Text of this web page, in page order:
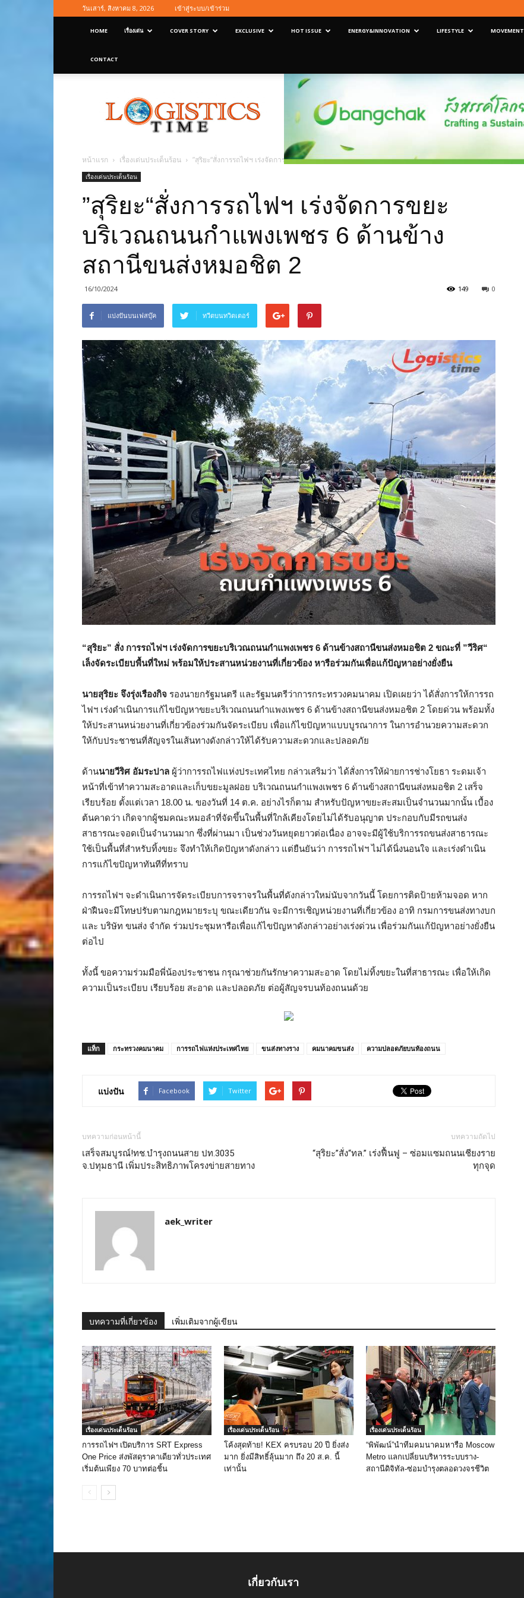
วันเสาร์, สิงหาคม 8, 2026 เข้าสู่ระบบ/เข้าร่วม
HOME เรื่องเด่น COVER STORY EXCLUSIVE HOT ISSUE ENERGY&INNOVATION LIFESTYLE MOVEMENT
CONTACT
Magazine
หน้าแรก เรื่องเด่นประเด็นร้อน ”สุริยะ“สั่งการรถไฟฯ เร่งจัดการขยะบริเวณถนนกำแพงเพชร 6 ด้านข้างสถานีขนส่งหมอชิต 2
เรื่องเด่นประเด็นร้อน
”สุริยะ“สั่งการรถไฟฯ เร่งจัดการขยะ
บริเวณถนนกำแพงเพชร 6 ด้านข้าง
สถานีขนส่งหมอชิต 2
16/10/2024 0
149
แบ่งปันบนเฟสบุ๊ค ทวีตบนทวิตเตอร์
“สุริยะ” สั่ง การรถไฟฯ เร่งจัดการขยะบริเวณถนนกำแพงเพชร 6 ด้านข้างสถานีขนส่งหมอชิต 2 ขณะที่ ”วีริศ“
เล็งจัดระเบียบพื้นที่ใหม่ พร้อมให้ประสานหน่วยงานที่เกี่ยวข้อง หารือร่วมกันเพื่อแก้ปัญหาอย่างยั่งยืน
นายสุริยะ จึงรุ่งเรืองกิจ รองนายกรัฐมนตรี และรัฐมนตรีว่าการกระทรวงคมนาคม เปิดเผยว่า ได้สั่งการให้การรถ
ไฟฯ เร่งดำเนินการแก้ไขปัญหาขยะบริเวณถนนกำแพงเพชร 6 ด้านข้างสถานีขนส่งหมอชิต 2 โดยด่วน พร้อมทั้ง
ให้ประสานหน่วยงานที่เกี่ยวข้องร่วมกันจัดระเบียบ เพื่อแก้ไขปัญหาแบบบูรณาการ ในการอำนวยความสะดวก
ให้กับประชาชนที่สัญจรในเส้นทางดังกล่าวให้ได้รับความสะดวกและปลอดภัย
ด้านนายวีริศ อัมระปาล ผู้ว่าการรถไฟแห่งประเทศไทย กล่าวเสริมว่า ได้สั่งการให้ฝ่ายการช่างโยธา ระดมเจ้า
หน้าที่เข้าทำความสะอาดและเก็บขยะมูลฝอย บริเวณถนนกำแพงเพชร 6 ด้านข้างสถานีขนส่งหมอชิต 2 เสร็จ
เรียบร้อย ตั้งแต่เวลา 18.00 น. ของวันที่ 14 ต.ค. อย่างไรก็ตาม สำหรับปัญหาขยะสะสมเป็นจำนวนมากนั้น เบื้อง
ต้นคาดว่า เกิดจากผู้ชมคณะหมอลำที่จัดขึ้นในพื้นที่ใกล้เคียงโดยไม่ได้รับอนุญาต ประกอบกับมีรถขนส่ง
สาธารณะจอดเป็นจำนวนมาก ซึ่งที่ผ่านมา เป็นช่วงวันหยุดยาวต่อเนื่อง อาจจะมีผู้ใช้บริการรถขนส่งสาธารณะ
ใช้เป็นพื้นที่สำหรับทิ้งขยะ จึงทำให้เกิดปัญหาดังกล่าว​ แต่ยืนยันว่า การรถไฟฯ ไม่ได้นิ่งนอนใจ และเร่งดำเนิน
การแก้ไขปัญหาทันทีที่ทราบ
การรถไฟฯ จะดำเนินการจัดระเบียบการจราจรในพื้นที่ดังกล่าวใหม่นับจากวันนี้ โดยการติดป้ายห้ามจอด หาก
ฝ่าฝืนจะมีโทษปรับตามกฎหมายระบุ ขณะเดียวกัน จะมีการเชิญหน่วยงานที่เกี่ยวข้อง อาทิ กรมการขนส่งทางบก
และ บริษัท ขนส่ง จำกัด ร่วมประชุมหารือเพื่อแก้ไขปัญหาดังกล่าวอย่างเร่งด่วน เพื่อร่วมกันแก้ปัญหาอย่างยั่งยืน
ต่อไป
ทั้งนี้ ขอความร่วมมือพี่น้องประชาชน กรุณาช่วยกันรักษาความสะอาด โดยไม่ทิ้งขยะในที่สาธารณะ เพื่อให้เกิด
ความเป็นระเบียบ เรียบร้อย สะอาด และปลอดภัย ต่อผู้สัญจรบนท้องถนนด้วย
แท็ก กระทรวงคมนาคม การรถไฟแห่งประเทศไทย ขนส่งทางราง คมนาคมขนส่ง ความปลอดภัยบนท้องถนน
แบ่งปัน Facebook Twitter
บทความก่อนหน้านี้
เสร็จสมบูรณ์!ทช.บำรุงถนนสาย ปท.3035
จ.ปทุมธานี เพิ่มประสิทธิภาพโครงข่ายสายทาง
บทความถัดไป
“สุริยะ”สั่ง“ทล.” เร่งฟื้นฟู – ซ่อมแซมถนนเชียงราย
ทุกจุด
aek_writer
บทความที่เกี่ยวข้อง เพิ่มเติมจากผู้เขียน
เรื่องเด่นประเด็นร้อน
การรถไฟฯ เปิดบริการ SRT Express
One Price ส่งพัสดุราคาเดียวทั่วประเทศ
เริ่มต้นเพียง 70 บาทต่อชิ้น
เรื่องเด่นประเด็นร้อน
โค้งสุดท้าย! KEX ครบรอบ 20 ปี ยิ่งส่ง
มาก ยิ่งมีสิทธิ์ลุ้นมาก ถึง 20 ส.ค. นี้
เท่านั้น
เรื่องเด่นประเด็นร้อน
“พิพัฒน์”นำทีมคมนาคมหารือ Moscow
Metro แลกเปลี่ยนบริหารระบบราง-
สถานีดิจิทัล-ซ่อมบำรุงตลอดวงจรชีวิต
เกี่ยวกับเรา